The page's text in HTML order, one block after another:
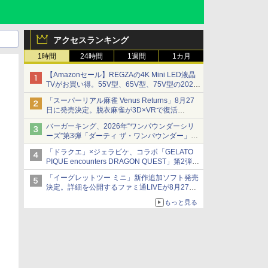
アクセスランキング
1時間 24時間 1週間 1カ月
【Amazonセール】REGZAの4K Mini LED液晶
TVがお買い得。55V型、65V型、75V型の2026
年モデルがラインナップ
「スーパーリアル麻雀 Venus Returns」8月27
日に発売決定。脱衣麻雀が3D×VRで復活
発売から2週間は20%オフになるセールが実施
バーガーキング、2026年“ワンパウンダーシリ
ーズ”第3弾「ダーティ ザ・ワンパウンダー」を
8月7日発売
「特製ガーリックマヨソース」を使用した超大
型チーズバーガー
「ドラクエ」×ジェラピケ、コラボ「GELATO
PIQUE encounters DRAGON QUEST」第2弾が
本日発売
アイスカップに入ったスライムやわたぼう、ベ
ビーサタンなどがオリジナルアートで登場
「イーグレットツー ミニ」新作追加ソフト発売
決定。詳細を公開するファミ通LIVEが8月27日
もっと見る